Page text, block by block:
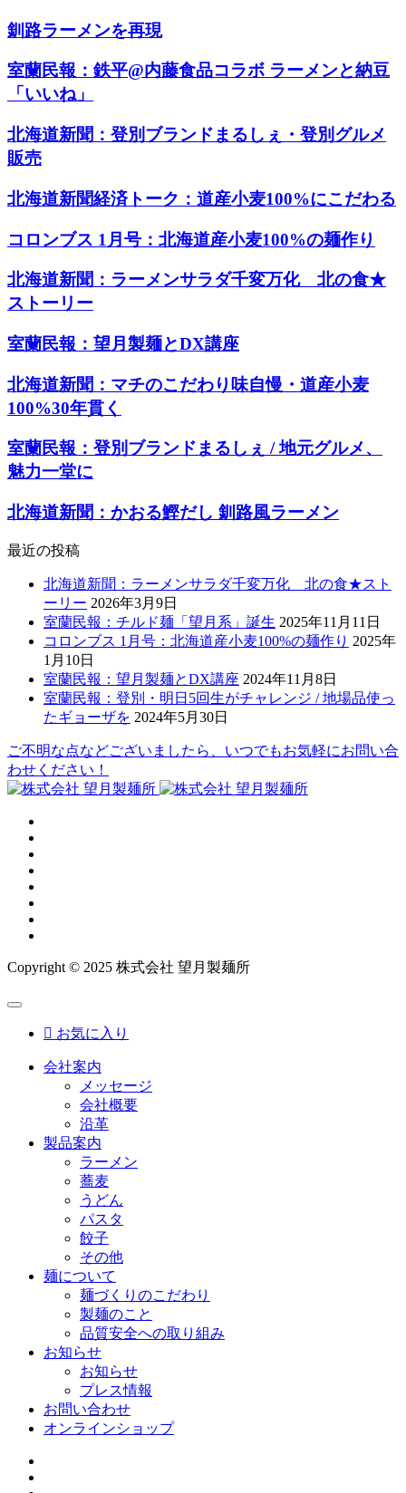
釧路ラーメンを再現
室蘭民報：鉄平@内藤食品コラボ ラーメンと納豆
「いいね」
北海道新聞：登別ブランドまるしぇ・登別グルメ
販売
北海道新聞経済トーク：道産小麦100%にこだわる
コロンブス 1月号：北海道産小麦100%の麺作り
北海道新聞：ラーメンサラダ千変万化 北の食★
ストーリー
室蘭民報：望月製麺とDX講座
北海道新聞：マチのこだわり味自慢・道産小麦
100%30年貫く
室蘭民報：登別ブランドまるしぇ / 地元グルメ、
魅力一堂に
北海道新聞：かおる鰹だし 釧路風ラーメン
最近の投稿
北海道新聞：ラーメンサラダ千変万化 北の食★スト
ーリー 2026年3月9日
室蘭民報：チルド麺「望月系」誕生 2025年11月11日
コロンブス 1月号：北海道産小麦100%の麺作り 2025年
1月10日
室蘭民報：望月製麺とDX講座 2024年11月8日
室蘭民報：登別・明日5回生がチャレンジ / 地場品使っ
たギョーザを 2024年5月30日
ご不明な点などございましたら、いつでもお気軽にお問い合
わせください！
Copyright © 2025 株式会社 望月製麺所
 お気に入り
会社案内
メッセージ
会社概要
沿革
製品案内
ラーメン
蕎麦
うどん
パスタ
餃子
その他
麺について
麺づくりのこだわり
製麺のこと
品質安全への取り組み
お知らせ
お知らせ
プレス情報
お問い合わせ
オンラインショップ